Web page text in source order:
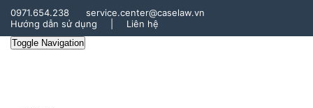
0971.654.238
service.center@caselaw.vn
Hướng dẫn sử dụng
Liên hệ
Toggle Navigation